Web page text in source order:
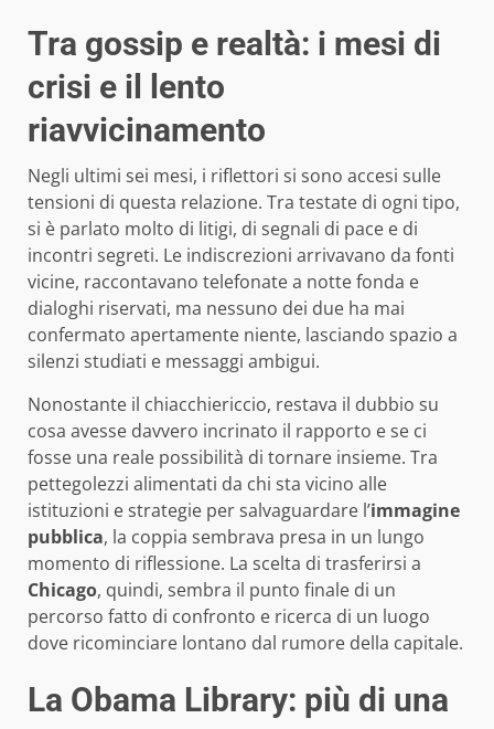
Tra gossip e realtà: i mesi di
crisi e il lento
riavvicinamento
Negli ultimi sei mesi, i riflettori si sono accesi sulle
tensioni di questa relazione. Tra testate di ogni tipo,
si è parlato molto di litigi, di segnali di pace e di
incontri segreti. Le indiscrezioni arrivavano da fonti
vicine, raccontavano telefonate a notte fonda e
dialoghi riservati, ma nessuno dei due ha mai
confermato apertamente niente, lasciando spazio a
silenzi studiati e messaggi ambigui.
Nonostante il chiacchiericcio, restava il dubbio su
cosa avesse davvero incrinato il rapporto e se ci
fosse una reale possibilità di tornare insieme. Tra
pettegolezzi alimentati da chi sta vicino alle
istituzioni e strategie per salvaguardare l’immagine
pubblica, la coppia sembrava presa in un lungo
momento di riflessione. La scelta di trasferirsi a
Chicago, quindi, sembra il punto finale di un
percorso fatto di confronto e ricerca di un luogo
dove ricominciare lontano dal rumore della capitale.
La Obama Library: più di una